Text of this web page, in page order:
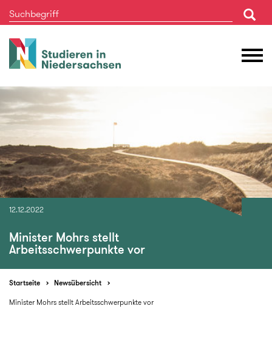
Studieren
in
12.12.2022
Minister Mohrs stellt
Arbeitsschwerpunkte vor
Startseite
Newsübersicht
Minister Mohrs stellt Arbeitsschwerpunkte vor